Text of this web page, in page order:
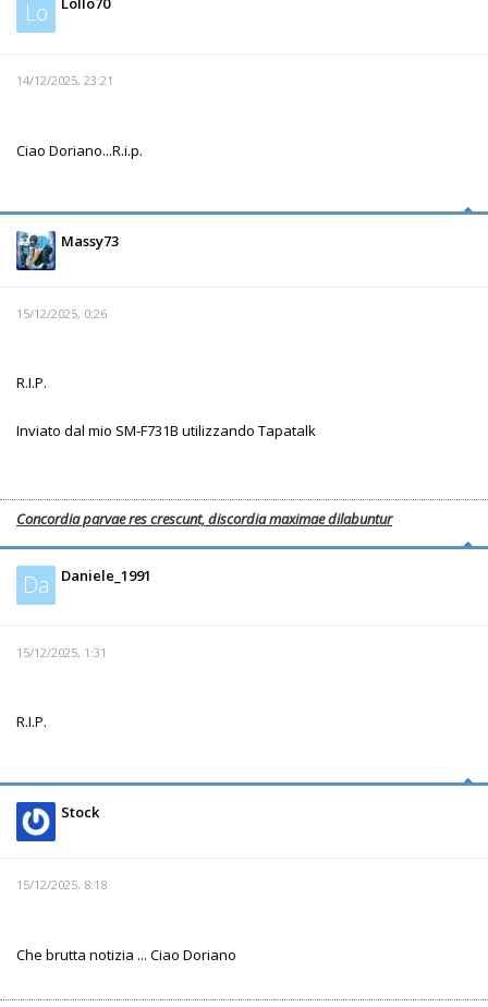
Lo
14/12/2025, 23:21
Ciao Doriano...R.i.p.
Massy73
15/12/2025, 0:26
R.I.P.
Inviato dal mio SM-F731B utilizzando Tapatalk
Concordia parvae res crescunt, discordia maximae dilabuntur
Da Daniele_1991
15/12/2025, 1:31
R.I.P.
Stock
15/12/2025, 8:18
Che brutta notizia ... Ciao Doriano